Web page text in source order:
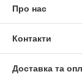
Про нас
Контакти
Доставка та